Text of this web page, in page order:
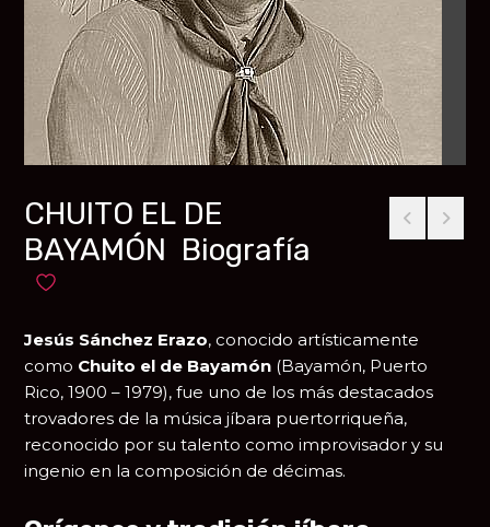
CHUITO EL DE
BAYAMÓN Biografía
Añadir a favoritos
Jesús Sánchez Erazo, conocido artísticamente
como Chuito el de Bayamón (Bayamón, Puerto
Rico, 1900 – 1979), fue uno de los más destacados
trovadores de la música jíbara puertorriqueña,
reconocido por su talento como improvisador y su
ingenio en la composición de décimas.